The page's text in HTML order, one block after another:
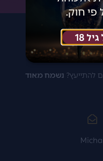
להתייעץ?נשמח מאוד
חוק.
18